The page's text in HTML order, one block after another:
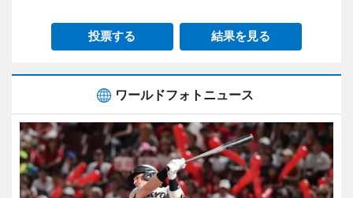
投票する 結果を見る
ワールドフォトニュース